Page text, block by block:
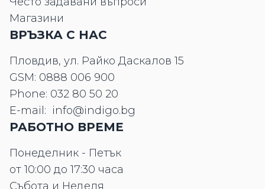
Магазини
ВРЪЗКА С НАС
Пловдив, ул. Райко Даскалов 15
GSM: 0888 006 900
Phone: 032 80 50 20
E-mail: info@indigo.bg
РАБОТНО ВРЕМЕ
Понеделник - Петък
от 10:00 до 17:30 часа
Събота и Неделя